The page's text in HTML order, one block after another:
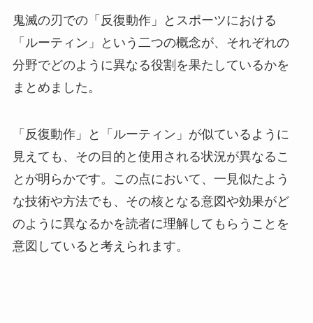
鬼滅の刃での「反復動作」とスポーツにおける
「ルーティン」という二つの概念が、それぞれの
分野でどのように異なる役割を果たしているかを
まとめました。
「反復動作」と「ルーティン」が似ているように
見えても、その目的と使用される状況が異なるこ
とが明らかです。この点において、一見似たよう
な技術や方法でも、その核となる意図や効果がど
のように異なるかを読者に理解してもらうことを
意図していると考えられます。